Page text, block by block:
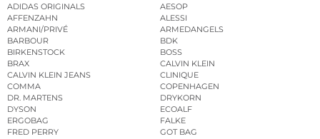
ADIDAS ORIGINALS
AESOP
AFFENZAHN
ALESSI
ARMANI/PRIVÉ
ARMEDANGELS
BARBOUR
BDK
BIRKENSTOCK
BOSS
BRAX
CALVIN KLEIN
CALVIN KLEIN JEANS
CLINIQUE
COMMA
COPENHAGEN
DR. MARTENS
DRYKORN
DYSON
ECOALF
ERGOBAG
FALKE
FRED PERRY
GOT BAG